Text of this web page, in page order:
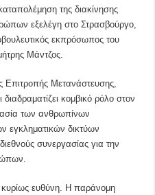
της διακίνησης
εξελέγη στο Στρασβούργο,
εκπρόσωπος του
Μάντζος.
Επιτροπής Μετανάστευσης,
κομβικό ρόλο στον
των ανθρωπίνων
εγκληματικών δικτύων
συνεργασίας για την
κυρίως ευθύνη. Η παράνομη